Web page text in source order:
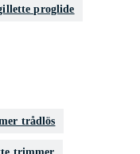
proglide
trådlös